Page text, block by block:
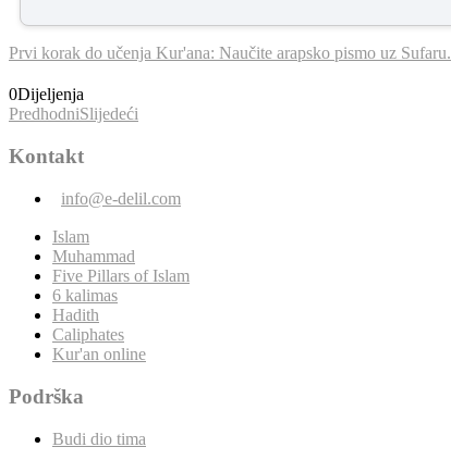
Prvi korak do učenja Kur'ana: Naučite arapsko pismo uz Sufaru.
0Dijeljenja
PredhodniSlijedeći
Kontakt
info@e-delil.com
Islam
Muhammad
Five Pillars of Islam
6 kalimas
Hadith
Caliphates
Kur'an online
Podrška
Budi dio tima